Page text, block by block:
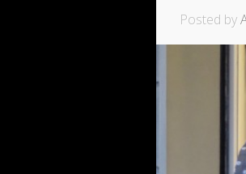
Posted by